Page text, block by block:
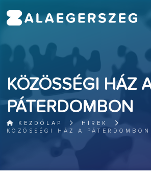
KÖZÖSSÉGI HÁZ
PÁTERDOMBON
KEZDŐLAP
HÍREK
KÖZÖSSÉGI HÁZ A PÁTERDOMBON